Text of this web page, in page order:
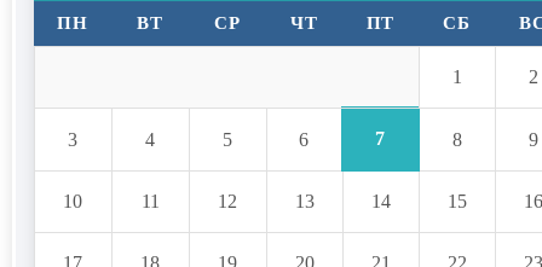
ПН ВТ СР ЧТ ПТ СБ
1 2
3 4 5 6 7 8 9
10 11 12 13 14 15 16
17 18 19 20 21 22 23